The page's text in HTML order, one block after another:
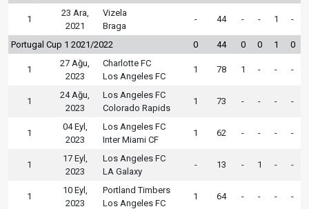
1
23 Ara,
2021
Vizela
Braga
- 44 - - 1 -
Portugal Cup 1 2021/2022 0 44 0 0 1 0
1
27 Ağu,
2023
Charlotte FC
Los Angeles FC
1 78 1 - - -
1
24 Ağu,
2023
Los Angeles FC
Colorado Rapids
1 73 - - - -
1
04 Eyl,
2023
Los Angeles FC
Inter Miami CF
1 62 - - - -
1
17 Eyl,
2023
Los Angeles FC
LA Galaxy
- 13 - 1 - -
1
10 Eyl,
2023
Portland Timbers
Los Angeles FC
1 64 - - - -